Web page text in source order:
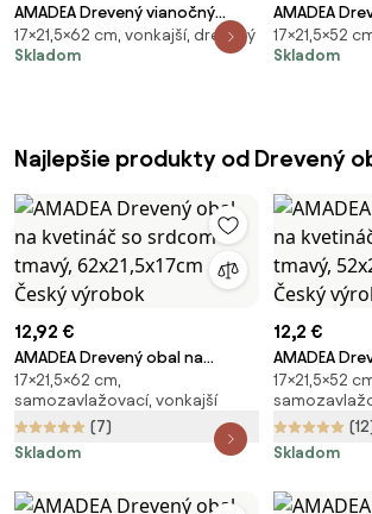
AMADEA Drevený vianočný
kvetináč s vločkou biely, vo
vnútri s čiernou fóliou,
17×21,5×62 cm, vonkajší, drevený
Skladom
AMADEA
kvetináč s
vnútri s
17×21,5×52
Skladom
Najlepšie produkty od Drevený
12,92 €
AMADEA Drevený obal na
kvetináč so srdcom - tmavý,
62x21,5x17cm Český výrobok
17×21,5×62 cm,
samozavlažovací, vonkajší
(7)
Skladom
12,2 €
AMADEA
kvetináč so
17×21,5×52
Skladom